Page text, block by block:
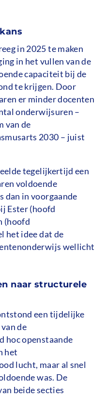
in 2025 te maken
in het vullen van de
capaciteit bij de
te krijgen. Door
er minder docenten
onderwijsuren –
van de
2030 – juist
tegelijkertijd een
voldoende
dan in voorgaande
Ester (hoofd
(hoofd
het idee dat de
wellicht
naar structurele
een tijdelijke
de
hoc openstaande
het
lucht, maar al snel
was. De
beide secties